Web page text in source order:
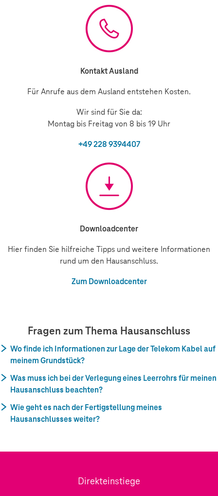
Kontakt Ausland
Für Anrufe aus dem Ausland entstehen Kosten.
Wir sind für Sie da:
Montag bis Freitag von 8 bis 19 Uhr
+49 228 9394407
Downloadcenter
Hier finden Sie hilfreiche Tipps und weitere Informationen
rund um den Hausanschluss.
Zum Downloadcenter
Fragen zum Thema Hausanschluss
Wo finde ich Informationen zur Lage der Telekom Kabel auf
meinem Grundstück?
Was muss ich bei der Verlegung eines Leerrohrs für meinen
Hausanschluss beachten?
Wie geht es nach der Fertigstellung meines
Hausanschlusses weiter?
Direkteinstiege